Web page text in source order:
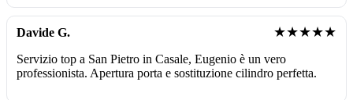
Davide G. ★★★★★
Servizio top a San Pietro in Casale, Eugenio è un vero
professionista. Apertura porta e sostituzione cilindro perfetta.